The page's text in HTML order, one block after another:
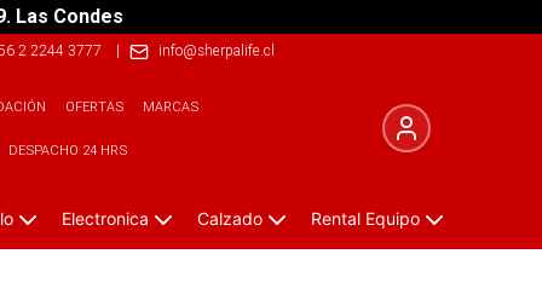
Las Condes
2 2244 3777 | info@sherpalife.cl
OFERTAS MARCAS
DESPACHO 24 HRS
Electronica Calzado Rental Equipo